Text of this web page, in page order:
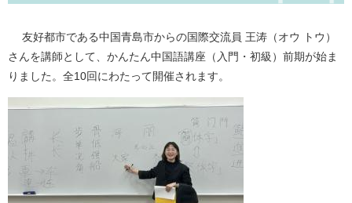
友好都市である中国青島市からの国際交流員 王涛（オウ トウ）
さんを講師として、かんたん中国語講座（入門・初級）前期が始ま
りました。全10回にわたって開催されます。